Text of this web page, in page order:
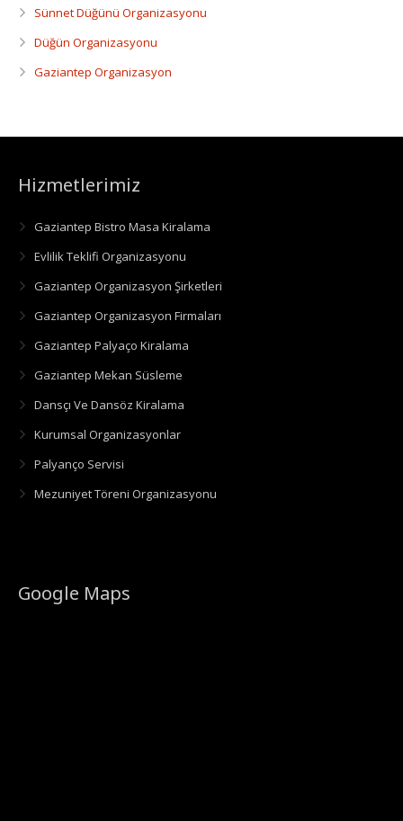
Sünnet Düğünü Organizasyonu
Düğün Organizasyonu
Gaziantep Organizasyon
Hizmetlerimiz
Gaziantep Bistro Masa Kiralama
Evlilik Teklifi Organizasyonu
Gaziantep Organizasyon Şirketleri
Gaziantep Organizasyon Firmaları
Gaziantep Palyaço Kiralama
Gaziantep Mekan Süsleme
Dansçı Ve Dansöz Kiralama
Kurumsal Organizasyonlar
Palyanço Servisi
Mezuniyet Töreni Organizasyonu
Google Maps